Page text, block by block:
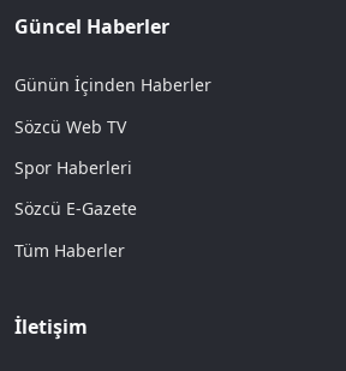
Güncel Haberler
Günün İçinden Haberler
Sözcü Web TV
Spor Haberleri
Sözcü E-Gazete
Tüm Haberler
İletişim